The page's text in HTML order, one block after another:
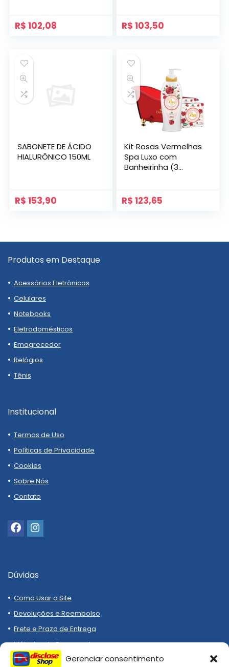
Gerenciar consentimento
R$ 102,08 R$ 103,50
SABONETE DE ÁCIDO
HIALURÔNICO 150ML
R$ 153,90
Kit Rosas Vermelhas
Spa Luxo com
Banheirinha (3
R$ 123,65
Produtos em Destaque
Acessórios Eletrônicos
Celulares
Notebooks
Eletrodomésticos
Emagrecedor
Relógios
Tênis
Institucional
Termos de Uso
Políticas de Privacidade
Cookies
Sobre Nós
Contato
Dúvidas
Como Usar o Site
Devoluções e Reembolso
Frete e Prazo de Entrega
Métodos de Pagamento